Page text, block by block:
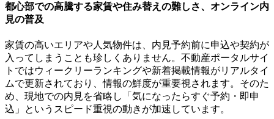
都心部での高騰する家賃や住み替えの難しさ、オンライン内
見の普及
家賃の高いエリアや人気物件は、内見予約前に申込や契約が
入ってしまうことも珍しくありません。不動産ポータルサイ
トではウィークリーランキングや新着掲載情報がリアルタイ
ムで更新されており、情報の鮮度が重要視されます。そのた
め、現地での内見を省略し「気になったらすぐ予約・即申
込」というスピード重視の動きが加速しています。